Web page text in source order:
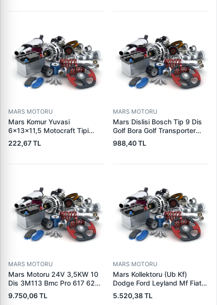
MARS MOTORU
Mars Komur Yuvasi
6×13×11,5 Motocraft Tipi
Ford Ranger Focus Fiesta
Connect (FO0731
5L8Z11000AC) | PARS PRS-
222,67 TL
MARS MOTORU
Mars Dislisi Bosch Tip 9 Dis
Golf Bora Golf Transporter
Seat Skoda (15713) | ZEN
1480 | OEM 1011480
988,40 TL
MARS MOTORU
Mars Motoru 24V 3,5KW 10
Dis 3M113 Bmc Pro 617 620
(619 240 36 619 240 46
Yerine) | LUCAS 619 241 46
9.750,06 TL
MARS MOTORU
Mars Kollektoru (Ub Kf)
Dodge Ford Leyland Mf Fiat
Trans | MAKO 72313941 |
OEM 72313941
5.520,38 TL